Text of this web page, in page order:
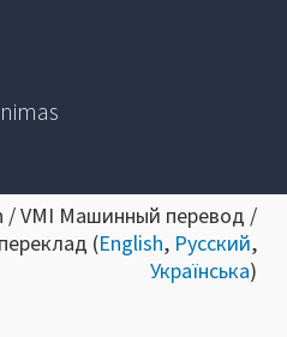
/ VMI Машинный перевод /
(English, Русский,
Українська)